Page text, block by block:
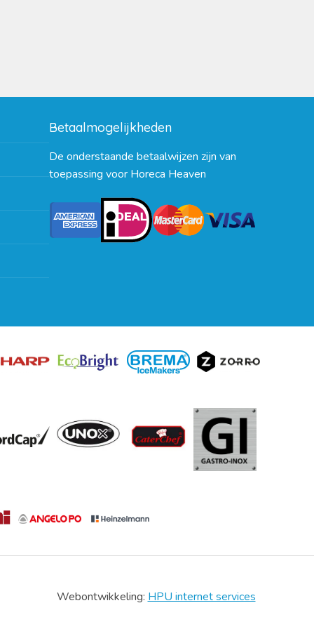
Betaalmogelijkheden
De onderstaande betaalwijzen zijn van
toepassing voor Horeca Heaven
Webontwikkeling: HPU internet services